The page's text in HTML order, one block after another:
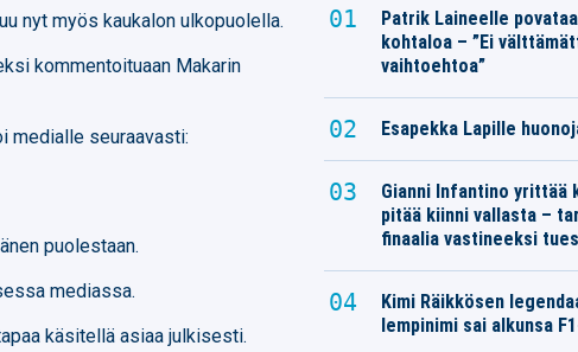
nyt myös kaukalon ulkopuolella.
kommentoituaan Makarin
medialle seuraavasti:
puolestaan.
mediassa.
käsitellä asiaa julkisesti.
Patrik Laineelle
kohtaloa – ”Ei
vaihtoehtoa”
Esapekka Lapille
Gianni Infantino yrittää
pitää kiinni vallasta –
finaalia vastineeksi
Kimi Räikkösen
lempinimi sai alkunsa